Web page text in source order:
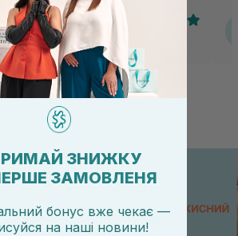
для мене були значно менш
ЗНИЖКУ
ЗАМОВЛЕНЯ
бонус вже чекає —
на наші новини!